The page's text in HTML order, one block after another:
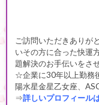
ご訪問いただきありが
いその方に合った快運
題解決のお手伝いをさ
☆企業に30年以上勤務
陽水星金星乙女座、
⇒詳しいプロフィール